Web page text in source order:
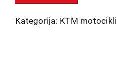
Kategorija: KTM motocikli